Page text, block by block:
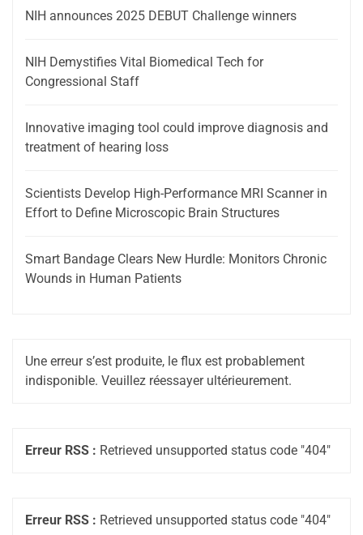
NIH announces 2025 DEBUT Challenge winners
NIH Demystifies Vital Biomedical Tech for
Congressional Staff
Innovative imaging tool could improve diagnosis and
treatment of hearing loss
Scientists Develop High-Performance MRI Scanner in
Effort to Define Microscopic Brain Structures
Smart Bandage Clears New Hurdle: Monitors Chronic
Wounds in Human Patients
Une erreur s’est produite, le flux est probablement
indisponible. Veuillez réessayer ultérieurement.
Erreur RSS : Retrieved unsupported status code "404"
Erreur RSS : Retrieved unsupported status code "404"